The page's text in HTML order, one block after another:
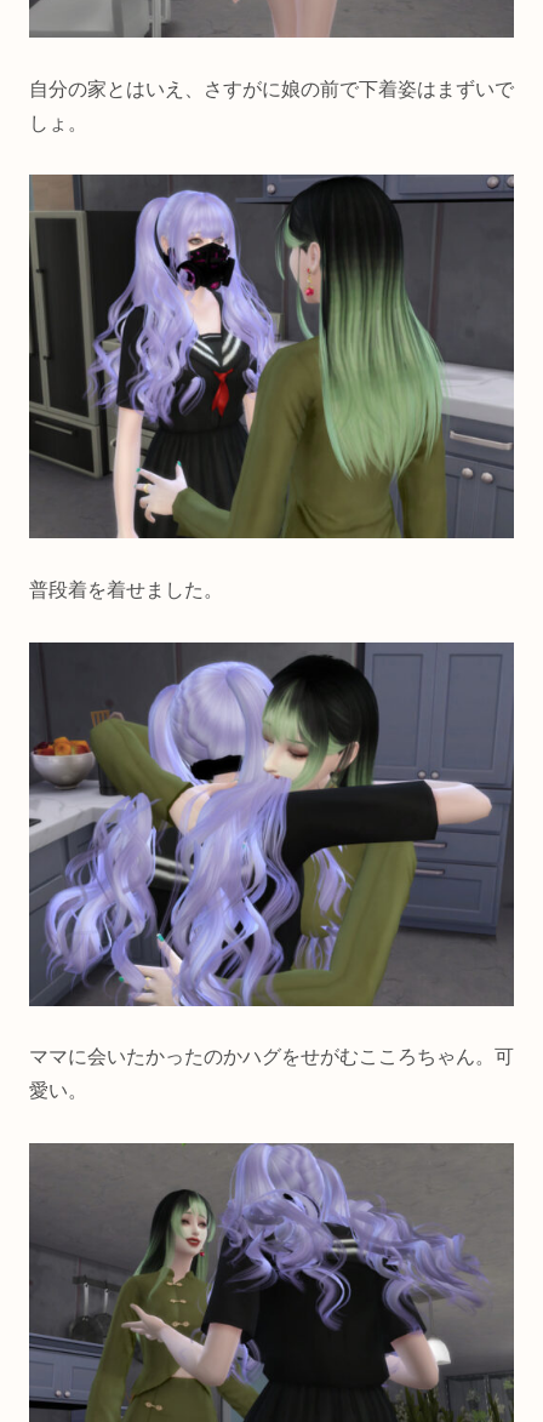
自分の家とはいえ、さすがに娘の前で下着姿はまずいで
しょ。
普段着を着せました。
ママに会いたかったのかハグをせがむこころちゃん。可
愛い。